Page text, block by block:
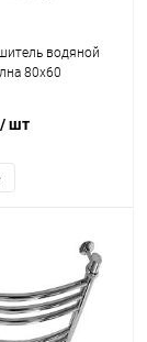
водяной
80х60
/ шт